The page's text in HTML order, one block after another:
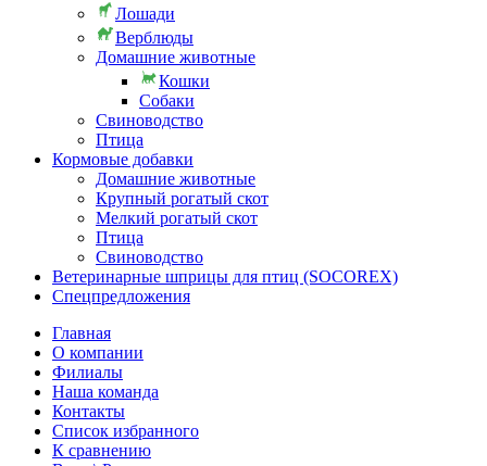
Лошади
Верблюды
Домашние животные
Кошки
Собаки
Свиноводство
Птица
Кормовые добавки
Домашние животные
Крупный рогатый скот
Мелкий рогатый скот
Птица
Свиноводство
Ветеринарные шприцы для птиц (SOCOREX)
Спецпредложения
Главная
О компании
Филиалы
Наша команда
Контакты
Список избранного
К сравнению